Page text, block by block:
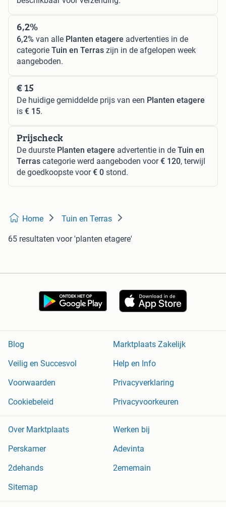
6,2%
6,2% van alle Planten etagere advertenties in de
categorie Tuin en Terras zijn in de afgelopen week
aangeboden.
€ 15
De huidige gemiddelde prijs van een Planten etagere
is € 15.
Prijscheck
De duurste Planten etagere advertentie in de Tuin en
Terras categorie werd aangeboden voor€ 120, terwijl
de goedkoopste voor€ 0 stond.
Home Tuin en Terras
65 resultaten voor 'planten etagere'
Blog
Marktplaats Zakelijk
Veilig en Succesvol
Help en Info
Voorwaarden
Privacyverklaring
Cookiebeleid
Privacyvoorkeuren
Over Marktplaats
Werken bij
Perskamer
Adevinta
2dehands
2ememain
Sitemap